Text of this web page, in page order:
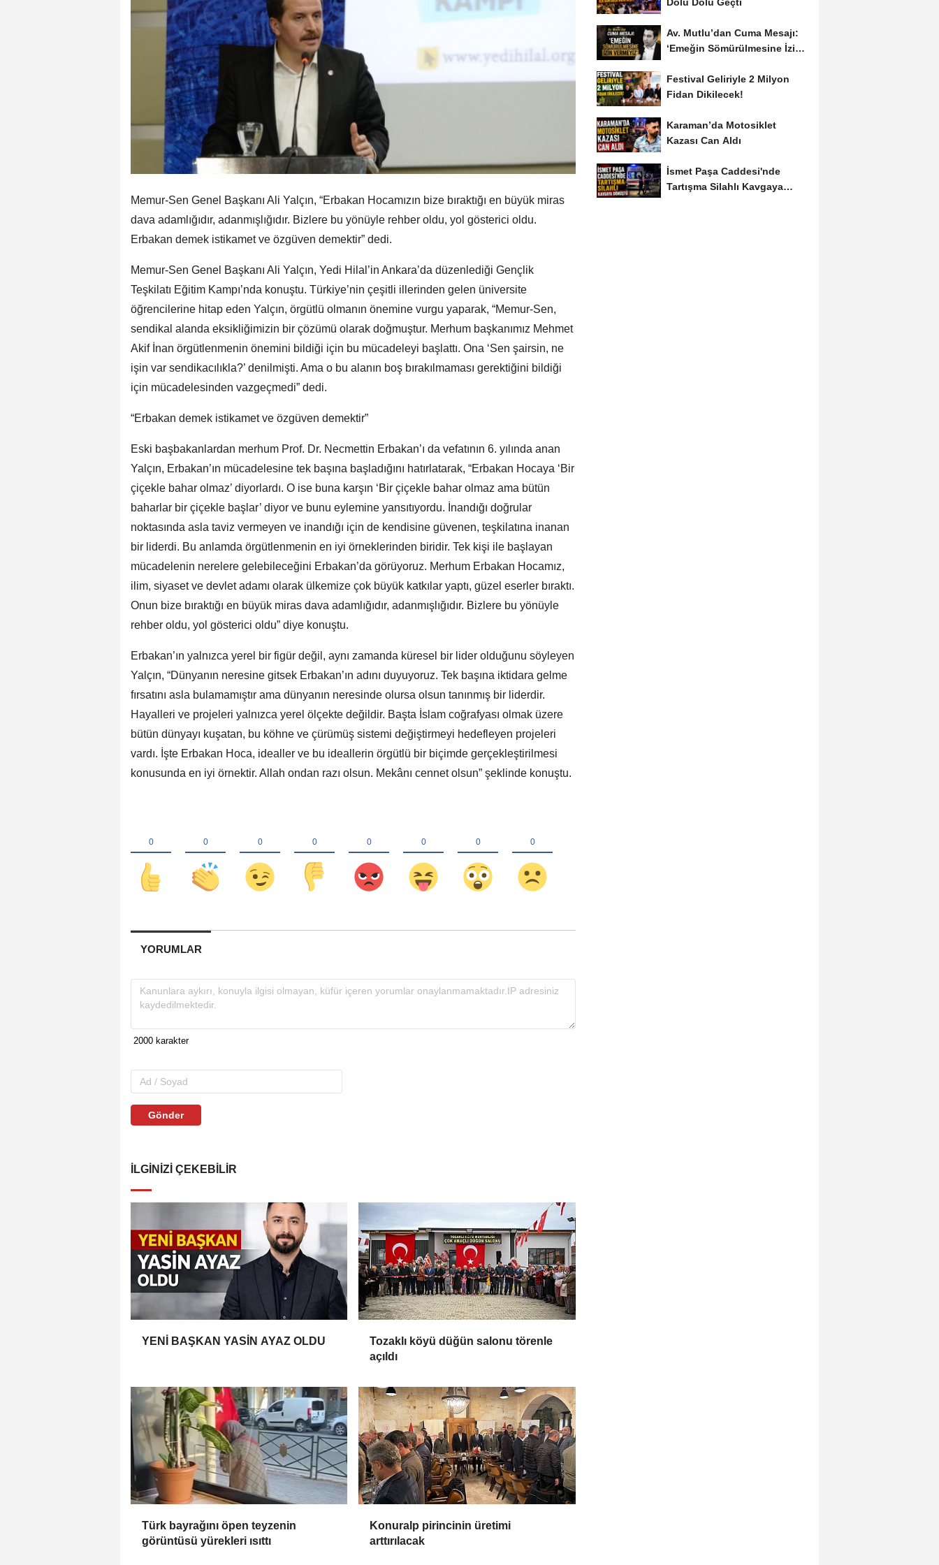
Memur-Sen Genel Başkanı Ali Yalçın, “Erbakan Hocamızın bize bıraktığı en büyük miras
dava adamlığıdır, adanmışlığıdır. Bizlere bu yönüyle rehber oldu, yol gösterici oldu.
Erbakan demek istikamet ve özgüven demektir” dedi.
Memur-Sen Genel Başkanı Ali Yalçın, Yedi Hilal’in Ankara’da düzenlediği Gençlik
Teşkilatı Eğitim Kampı’nda konuştu. Türkiye’nin çeşitli illerinden gelen üniversite
öğrencilerine hitap eden Yalçın, örgütlü olmanın önemine vurgu yaparak, “Memur-Sen,
sendikal alanda eksikliğimizin bir çözümü olarak doğmuştur. Merhum başkanımız Mehmet
Akif İnan örgütlenmenin önemini bildiği için bu mücadeleyi başlattı. Ona ‘Sen şairsin, ne
işin var sendikacılıkla?’ denilmişti. Ama o bu alanın boş bırakılmaması gerektiğini bildiği
için mücadelesinden vazgeçmedi” dedi.
“Erbakan demek istikamet ve özgüven demektir”
Eski başbakanlardan merhum Prof. Dr. Necmettin Erbakan’ı da vefatının 6. yılında anan
Yalçın, Erbakan’ın mücadelesine tek başına başladığını hatırlatarak, “Erbakan Hocaya ‘Bir
çiçekle bahar olmaz’ diyorlardı. O ise buna karşın ‘Bir çiçekle bahar olmaz ama bütün
baharlar bir çiçekle başlar’ diyor ve bunu eylemine yansıtıyordu. İnandığı doğrular
noktasında asla taviz vermeyen ve inandığı için de kendisine güvenen, teşkilatına inanan
bir liderdi. Bu anlamda örgütlenmenin en iyi örneklerinden biridir. Tek kişi ile başlayan
mücadelenin nerelere gelebileceğini Erbakan’da görüyoruz. Merhum Erbakan Hocamız,
ilim, siyaset ve devlet adamı olarak ülkemize çok büyük katkılar yaptı, güzel eserler bıraktı.
Onun bize bıraktığı en büyük miras dava adamlığıdır, adanmışlığıdır. Bizlere bu yönüyle
rehber oldu, yol gösterici oldu” diye konuştu.
Erbakan’ın yalnızca yerel bir figür değil, aynı zamanda küresel bir lider olduğunu söyleyen
Yalçın, “Dünyanın neresine gitsek Erbakan’ın adını duyuyoruz. Tek başına iktidara gelme
fırsatını asla bulamamıştır ama dünyanın neresinde olursa olsun tanınmış bir liderdir.
Hayalleri ve projeleri yalnızca yerel ölçekte değildir. Başta İslam coğrafyası olmak üzere
bütün dünyayı kuşatan, bu köhne ve çürümüş sistemi değiştirmeyi hedefleyen projeleri
vardı. İşte Erbakan Hoca, idealler ve bu ideallerin örgütlü bir biçimde gerçekleştirilmesi
konusunda en iyi örnektir. Allah ondan razı olsun. Mekânı cennet olsun” şeklinde konuştu.
YORUMLAR
Gönder
İLGINIZI ÇEKEBILIR
YENİ BAŞKAN YASİN AYAZ OLDU
Tozaklı köyü düğün salonu törenle
açıldı
Türk bayrağını öpen teyzenin
görüntüsü yürekleri ısıttı
Konuralp pirincinin üretimi
arttırılacak
Dolu Dolu Geçti
Av. Mutlu’dan Cuma Mesajı:
‘Emeğin Sömürülmesine İzin
Festival Geliriyle 2 Milyon
Fidan Dikilecek!
Karaman’da Motosiklet
Kazası Can Aldı
İsmet Paşa Caddesi'nde
Tartışma Silahlı Kavgaya